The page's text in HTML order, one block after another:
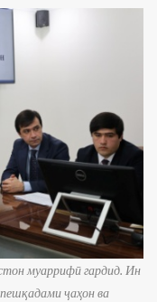
муаррифӣ гардид. Ин
ҷаҳон ва